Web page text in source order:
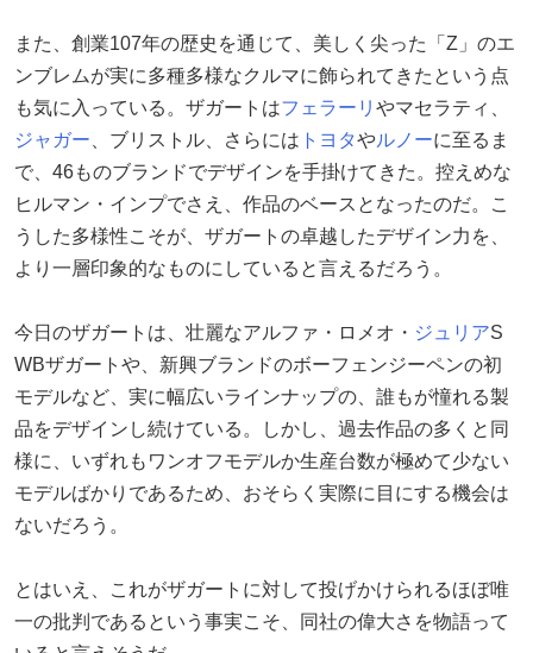
また、創業107年の歴史を通じて、美しく尖った「Z」のエ
ンブレムが実に多種多様なクルマに飾られてきたという点
も気に入っている。ザガートはフェラーリ やマセラティ、
ジャガー 、ブリストル、さらには トヨタやルノーに至るま
で、46ものブランドでデザインを手掛けてきた。控えめな
ヒルマン・インプでさえ、作品のベースとなったのだ。こ
うした多様性こそが、ザガートの卓越したデザイン力を、
より一層印象的なものにしていると言えるだろう。
今日のザガートは、壮麗なアルファ・ロメオ・ ジュリアS
WBザガートや、新興ブランドのボーフェンジーペンの初
モデルなど、実に幅広いラインナップの、誰もが憧れる製
品をデザインし続けている。しかし、過去作品の多くと同
様に、いずれもワンオフモデルか生産台数が極めて少ない
モデルばかりであるため、おそらく実際に目にする機会は
ないだろう。
とはいえ、これがザガートに対して投げかけられるほぼ唯
一の批判であるという事実こそ、同社の偉大さを物語って